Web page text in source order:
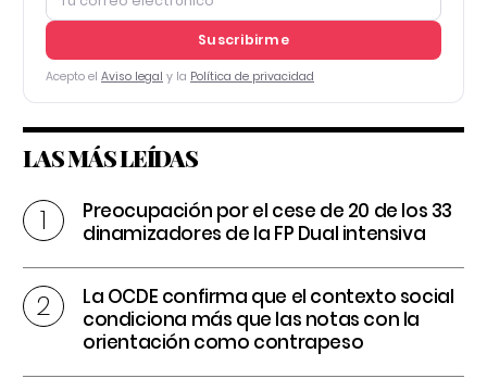
Suscribirme
Acepto el Aviso legal y la Política de privacidad
LAS MÁS LEÍDAS
Preocupación por el cese de 20 de los 33
dinamizadores de la FP Dual intensiva
La OCDE confirma que el contexto social
condiciona más que las notas con la
orientación como contrapeso